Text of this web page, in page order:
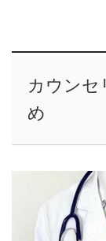
カウンセ
め